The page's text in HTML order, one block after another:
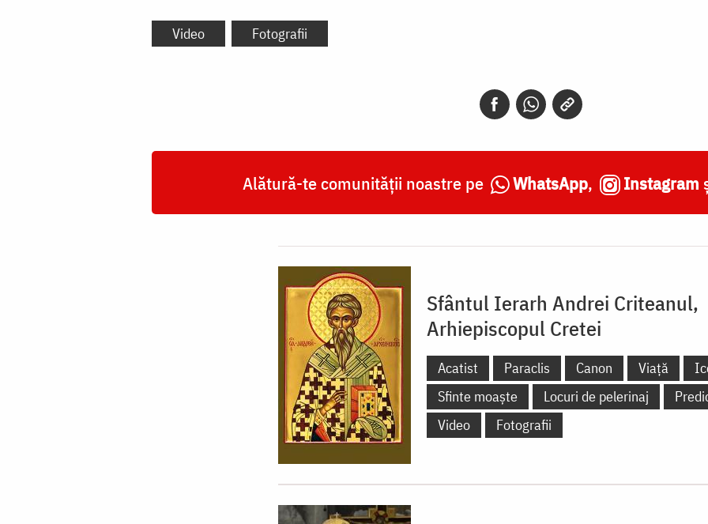
Video Fotografii
Alătură-te comunității noastre pe WhatsApp, Instagram
Sfântul Ierarh Andrei Criteanul,
Arhiepiscopul Cretei
Acatist Paraclis Canon Viață
Sfinte moaște
Locuri de pelerinaj
Video
Fotografii